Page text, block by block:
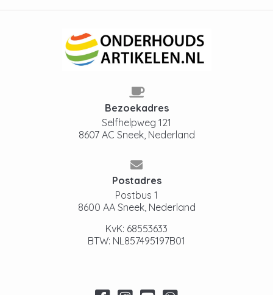
Bezoekadres
Selfhelpweg 121
8607 AC Sneek, Nederland
Postadres
Postbus 1
8600 AA Sneek, Nederland
KvK: 68553633
BTW: NL857495197B01